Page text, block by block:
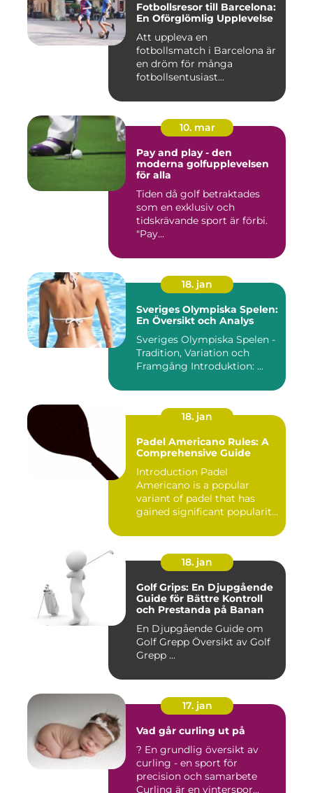
Fotbollsresor till Barcelona:
En Oförglömlig Upplevelse
Att uppleva en
fotbollsmatch i Barcelona är
en dröm för många
fotbollsentusiast...
10. mar
Pay and play - den
moderna golfupplevelsen
för alla
Tiden då golf betraktades
som en exklusiv och
tidskrävande sport är förbi.
"Pay...
18. jan
Sveriges Olympiska Spelen:
En Översikt och Analys
Sveriges Olympiska Spelen -
Tradition, Variation och
Framgång Introduktion: ...
18. jan
Padel Americano Rules: A
Comprehensive Guide
Introduction Padel
Americano is a popular
variant of padel that has
gained significant popularity
18. jan
Golf Grips: En Djupgående
Guide för Bättre Kontroll
och Prestanda på Banan
En Djupgående Guide om
Golf Grepp Översikt av Golf
Grepp ...
17. jan
Vad går curling ut på
? En grundlig översikt av
curling - en sport för
precision och samarbete
Curling är en vinterspor...